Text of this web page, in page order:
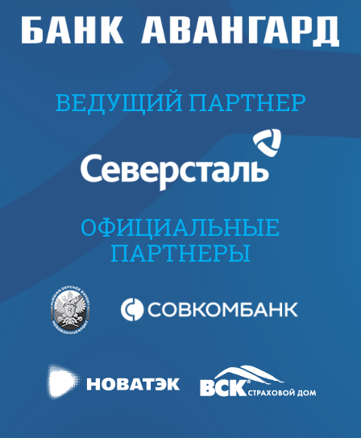
ВЕДУЩИЙ ПАРТНЕР
ОФИЦИАЛЬНЫЕ
ПАРТНЕРЫ